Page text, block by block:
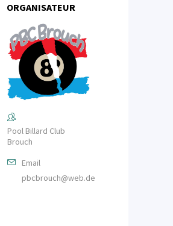
ORGANISATEUR
Pool Billard Club
Brouch
Email
pbcbrouch@web.de